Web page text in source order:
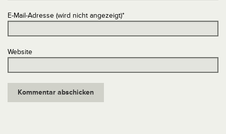
E-Mail-Adresse (wird nicht angezeigt)*
Website